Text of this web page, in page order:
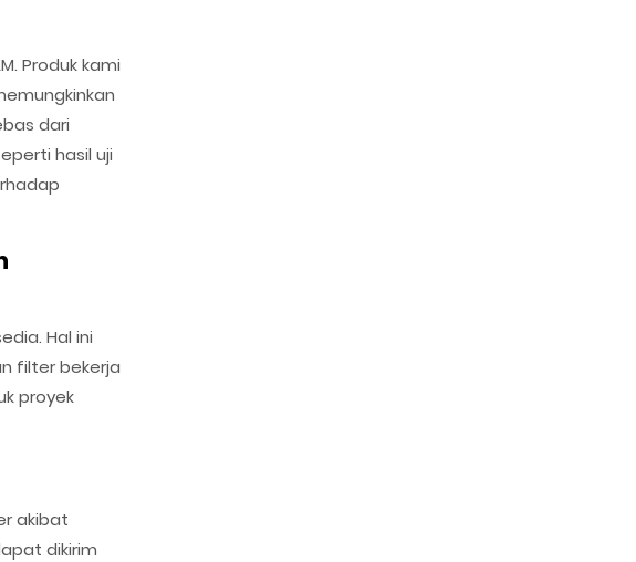
Produk kami
dari
hasil uji
Hal ini
filter bekerja
proyek
akibat
dikirim